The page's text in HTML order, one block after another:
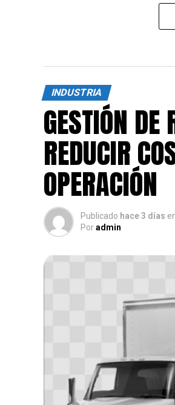
INDUSTRIA
GESTIÓN
REDUCIR
OPERACIÓN
Publicado hace 3 días
Poradmin